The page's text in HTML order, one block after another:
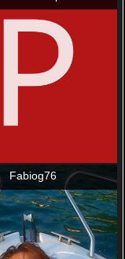
Fabiog76